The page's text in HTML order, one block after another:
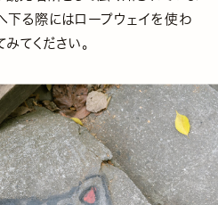
下る際にはロープウェイを使わ
てください。